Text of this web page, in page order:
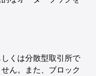
くは分散型取引所で
ん。また、ブロック